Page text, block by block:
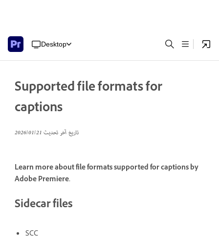
Desktop
Supported file formats for
captions
تاريخ آخر تحديث21‏/01‏/2026
Learn more about file formats supported for captions by
Adobe Premiere.
Sidecar files
SCC